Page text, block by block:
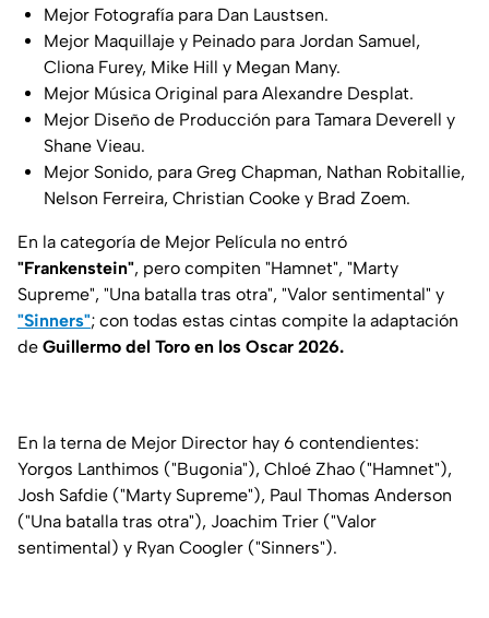
Mejor Fotografía para Dan Laustsen.
Mejor Maquillaje y Peinado para Jordan Samuel,
Cliona Furey, Mike Hill y Megan Many.
Mejor Música Original para Alexandre Desplat.
Mejor Diseño de Producción para Tamara Deverell y
Shane Vieau.
Mejor Sonido, para Greg Chapman, Nathan Robitallie,
Nelson Ferreira, Christian Cooke y Brad Zoem.
En la categoría de Mejor Película no entró
"Frankenstein", pero compiten "Hamnet", "Marty
Supreme", "Una batalla tras otra", "Valor sentimental" y
"Sinners"; con todas estas cintas compite la adaptación
de Guillermo del Toro en los Oscar 2026.
En la terna de Mejor Director hay 6 contendientes:
Yorgos Lanthimos ("Bugonia"), Chloé Zhao ("Hamnet"),
Josh Safdie ("Marty Supreme"), Paul Thomas Anderson
("Una batalla tras otra"), Joachim Trier ("Valor
sentimental) y Ryan Coogler ("Sinners").